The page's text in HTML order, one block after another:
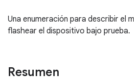
Una enumeración para describir el
flashear el dispositivo bajo prueba.
Resumen